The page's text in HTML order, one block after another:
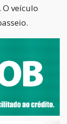
veículo